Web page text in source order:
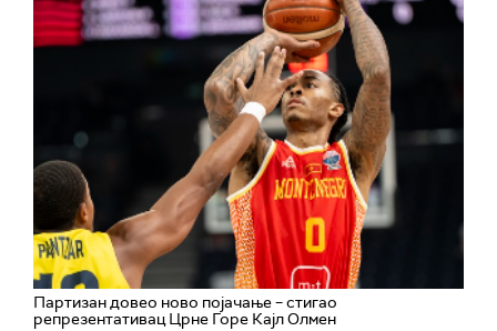
Партизан довео ново појачање – стигао
репрезентативац Црне Горе Кајл Олмен